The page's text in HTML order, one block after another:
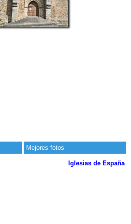
Mejores fotos
Iglesias de España